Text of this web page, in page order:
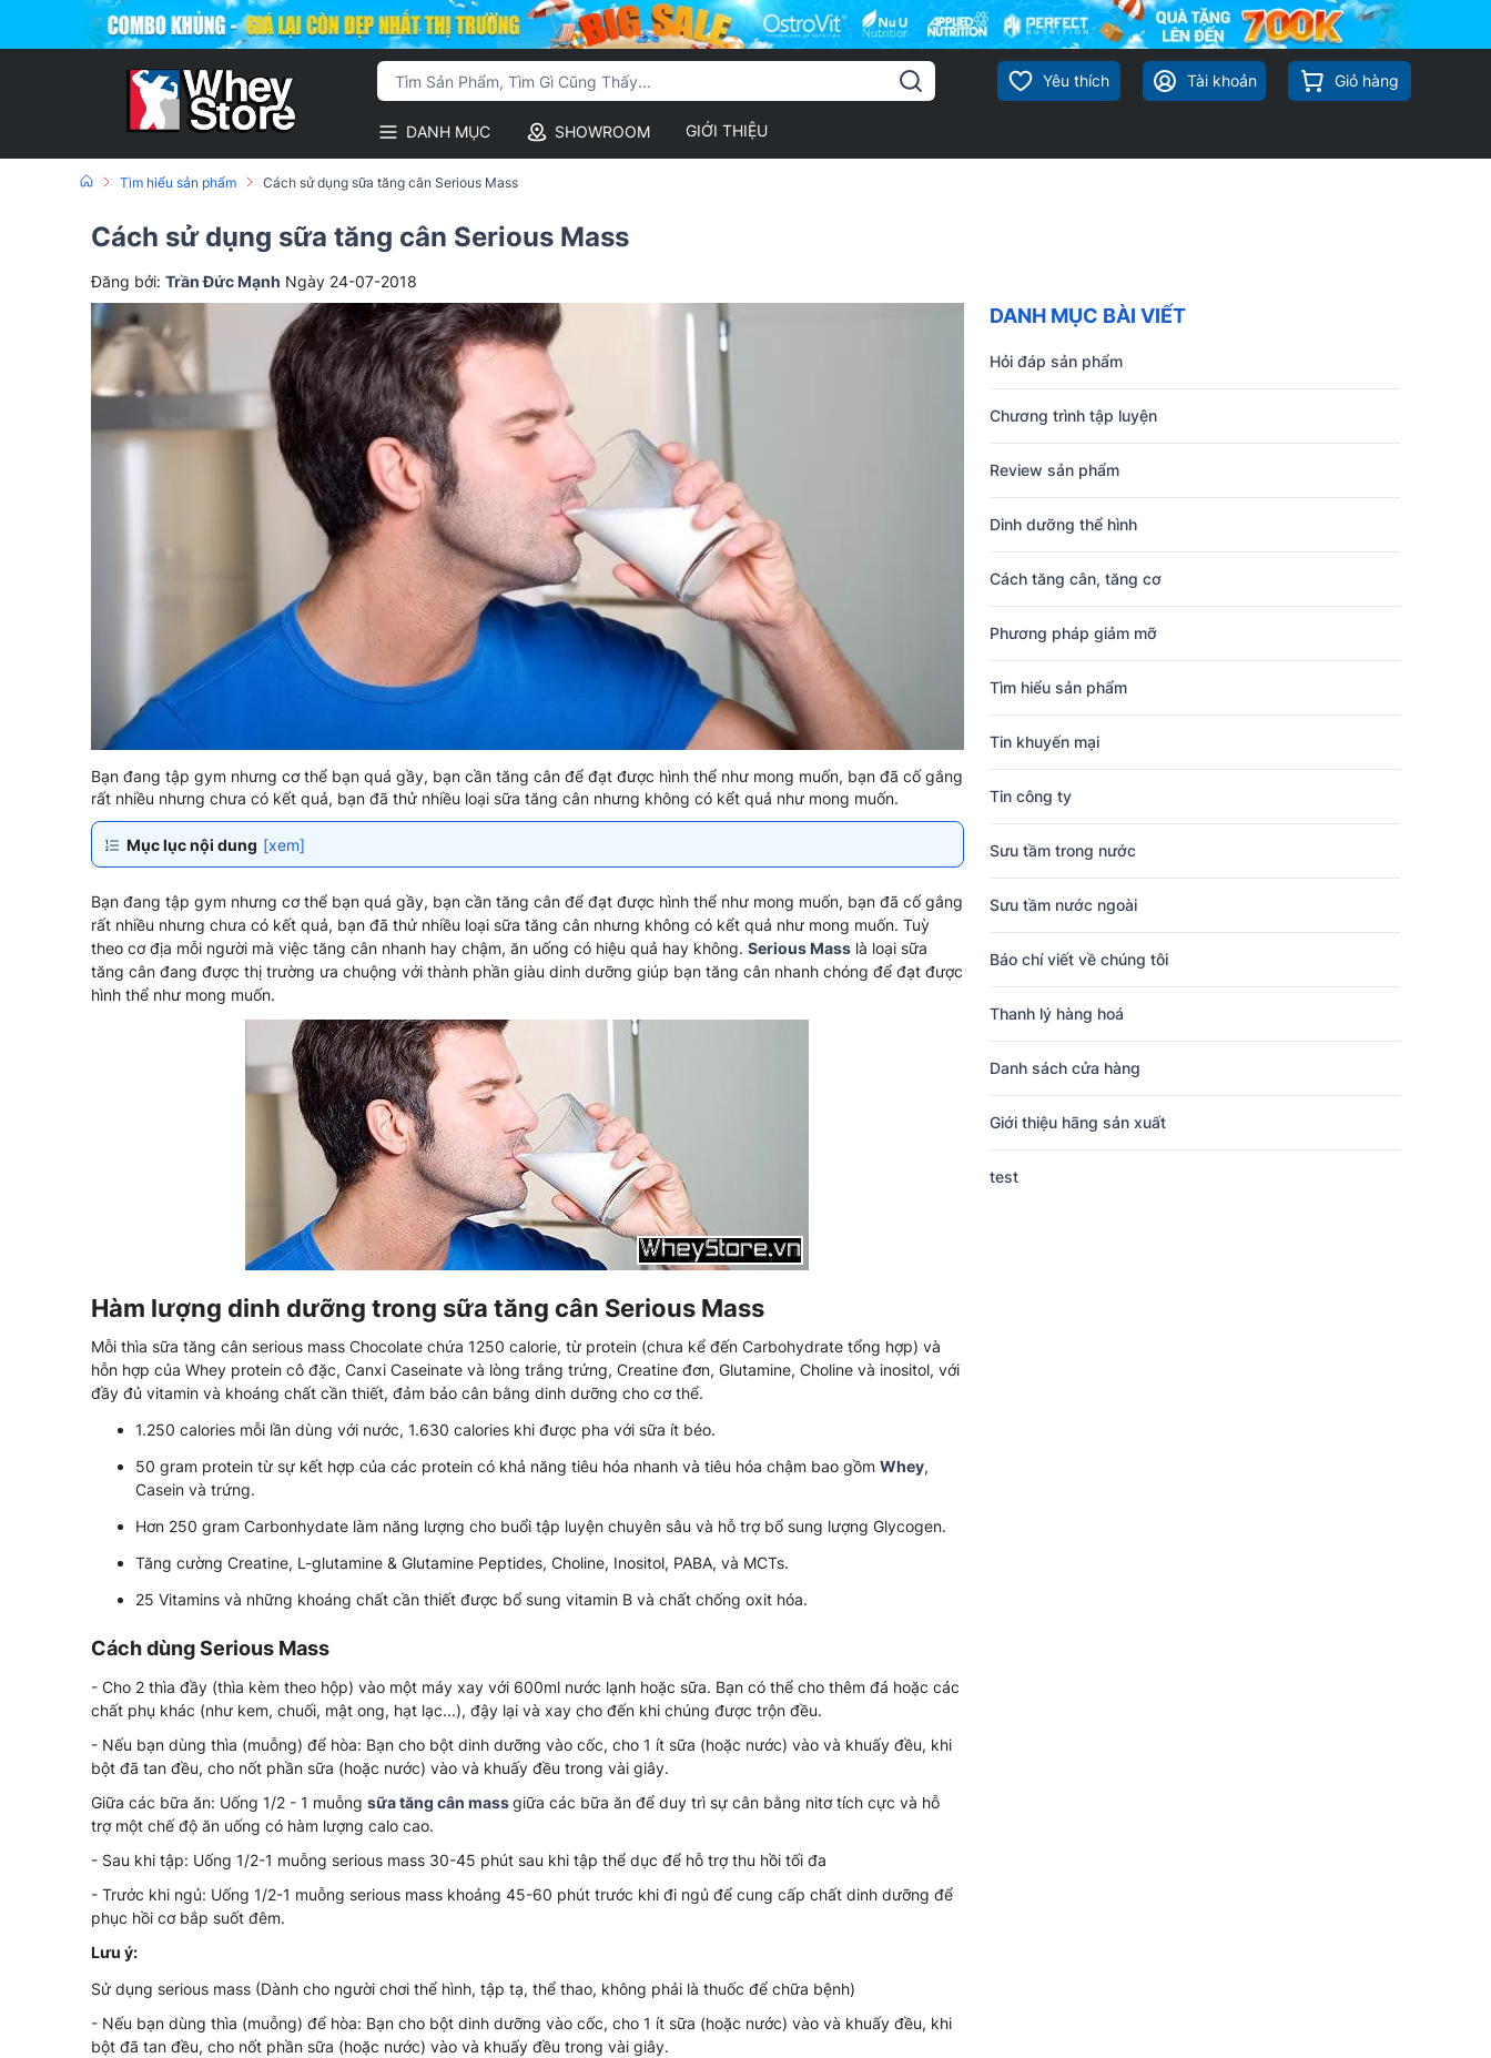
Yêu thích Tài khoản Giỏ hàng
DANH MỤC SHOWROOM GIỚI THIỆU
Tìm hiểu sản phẩm Cách sử dụng sữa tăng cân Serious Mass
Cách sử dụng sữa tăng cân Serious Mass
Đăng bởi: Trần Đức Mạnh Ngày 24-07-2018
Bạn đang tập gym nhưng cơ thể bạn quá gầy, bạn cần tăng cân để đạt được hình thể như mong muốn, bạn đã cố gắng
rất nhiều nhưng chưa có kết quả, bạn đã thử nhiều loại sữa tăng cân nhưng không có kểt quả như mong muốn.
Mục lục nội dung [xem]
Bạn đang tập gym nhưng cơ thể bạn quá gầy, bạn cần tăng cân để đạt được hình thể như mong muốn, bạn đã cố gắng
rất nhiều nhưng chưa có kết quả, bạn đã thử nhiều loại sữa tăng cân nhưng không có kểt quả như mong muốn. Tuỳ
theo cơ địa mỗi người mà việc tăng cân nhanh hay chậm, ăn uống có hiệu quả hay không. Serious Mass là loại sữa
tăng cân đang được thị trường ưa chuộng với thành phần giàu dinh dưỡng giúp bạn tăng cân nhanh chóng để đạt được
hình thể như mong muốn.
Hàm lượng dinh dưỡng trong sữa tăng cân Serious Mass
Mỗi thìa sữa tăng cân serious mass Chocolate chứa 1250 calorie, từ protein (chưa kể đến Carbohydrate tổng hợp) và
hỗn hợp của Whey protein cô đặc, Canxi Caseinate và lòng trắng trứng, Creatine đơn, Glutamine, Choline và inositol, với
đầy đủ vitamin và khoáng chất cần thiết, đảm bảo cân bằng dinh dưỡng cho cơ thể.
1.250 calories mỗi lần dùng với nước, 1.630 calories khi được pha với sữa ít béo.
50 gram protein từ sự kết hợp của các protein có khả năng tiêu hóa nhanh và tiêu hóa chậm bao gồm Whey,
Casein và trứng.
Hơn 250 gram Carbonhydate làm năng lượng cho buổi tập luyện chuyên sâu và hỗ trợ bổ sung lượng Glycogen.
Tăng cường Creatine, L-glutamine & Glutamine Peptides, Choline, Inositol, PABA, và MCTs.
25 Vitamins và những khoáng chất cần thiết được bổ sung vitamin B và chất chống oxit hóa.
Cách dùng Serious Mass
- Cho 2 thìa đầy (thìa kèm theo hộp) vào một máy xay với 600ml nước lạnh hoặc sữa. Bạn có thể cho thêm đá hoặc các
chất phụ khác (như kem, chuối, mật ong, hạt lạc...), đậy lại và xay cho đến khi chúng được trộn đều.
- Nếu bạn dùng thìa (muỗng) để hòa: Bạn cho bột dinh dưỡng vào cốc, cho 1 ít sữa (hoặc nước) vào và khuấy đều, khi
bột đã tan đều, cho nốt phần sữa (hoặc nước) vào và khuấy đều trong vài giây.
Giữa các bữa ăn: Uống 1/2 - 1 muỗng sữa tăng cân massgiữa các bữa ăn để duy trì sự cân bằng nitơ tích cực và hỗ
trợ một chế độ ăn uống có hàm lượng calo cao.
- Sau khi tập: Uống 1/2-1 muỗng serious mass 30-45 phút sau khi tập thể dục để hỗ trợ thu hồi tối đa
- Trước khi ngủ: Uống 1/2-1 muỗng serious mass khoảng 45-60 phút trước khi đi ngủ để cung cấp chất dinh dưỡng để
phục hồi cơ bắp suốt đêm.
Lưu ý:
Sử dụng serious mass (Dành cho người chơi thể hình, tập tạ, thể thao, không phải là thuốc để chữa bệnh)
- Nếu bạn dùng thìa (muỗng) để hòa: Bạn cho bột dinh dưỡng vào cốc, cho 1 ít sữa (hoặc nước) vào và khuấy đều, khi
bột đã tan đều, cho nốt phần sữa (hoặc nước) vào và khuấy đều trong vài giây.
DANH MỤC BÀI VIẾT
Hỏi đáp sản phẩm
Chương trình tập luyện
Review sản phẩm
Dinh dưỡng thể hình
Cách tăng cân, tăng cơ
Phương pháp giảm mỡ
Tìm hiểu sản phẩm
Tin khuyến mại
Tin công ty
Sưu tầm trong nước
Sưu tầm nước ngoài
Báo chí viết về chúng tôi
Thanh lý hàng hoá
Danh sách cửa hàng
Giới thiệu hãng sản xuất
test